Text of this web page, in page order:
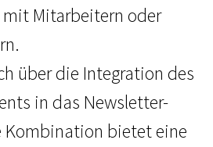
Mitarbeitern oder
über die Integration des
in das Newsletter-
Kombination bietet eine